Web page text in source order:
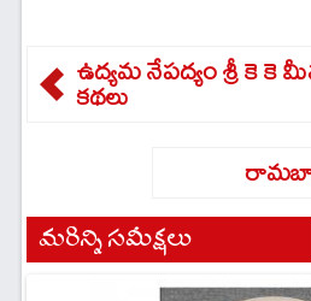
ఉద్యమ నేపద్యం శ్రీ కె కె
కథలు
మరిన్ని సమీక్షలు